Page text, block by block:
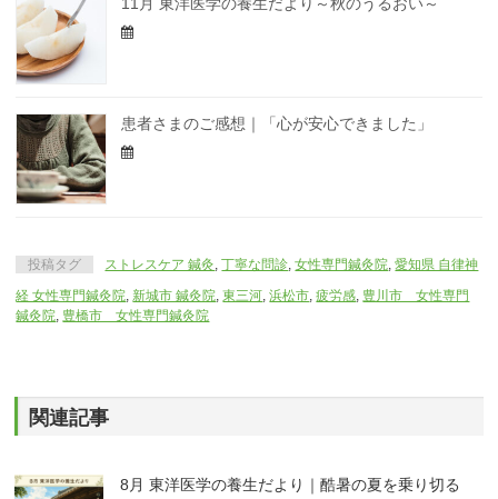
患者さまのご感想｜「心が安心できました」
投稿タグ ストレスケア 鍼灸,丁寧な問診,女性専門鍼灸院,愛知県 自律神
経 女性専門鍼灸院, 新城市 鍼灸院,東三河,浜松市,疲労感, 豊川市 女性専門
鍼灸院, 豊橋市 女性専門鍼灸院
関連記事
8月 東洋医学の養生だより｜酷暑の夏を乗り切る